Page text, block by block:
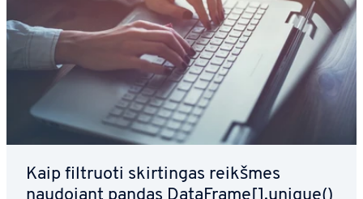
Kaip filtruoti skir­tin­gas reikšmes
naudojant pandas DataFrame[].unique()